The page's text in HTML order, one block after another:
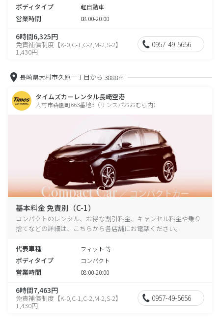
ボディタイプ 軽自動車
営業時間 08:00-20:00
6時間6,325円
免責補償制度【K-0,C-1,C-2,M-2,S-2】
1,430円
0957-49-5656
長崎県大村市久原一丁目から 3888m
タイムズカーレンタル長崎空港
大村市森園町663番地3（サンスパおおむら内）
基本料金 免責別（C-1）
コンパクトのレンタル、お得な割引料金、キャンセル料金や乗り
捨てなどの詳細は、こちらから各店舗にお電話ください。
代表車種 フィット 等
ボディタイプ コンパクト
営業時間 08:00-20:00
6時間7,463円
免責補償制度【K-0,C-1,C-2,M-2,S-2】
1,430円
0957-49-5656